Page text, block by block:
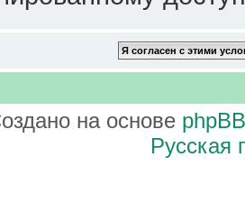
на основе phpBB
Русская